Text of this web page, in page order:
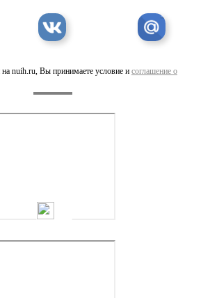
nuih.ru, Вы принимаете условие и соглашение о